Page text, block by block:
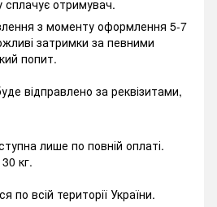
сплачує отримувач.
з моменту оформлення 5-7
затримки за певними
попит.
відправлено за реквізитами,
лише по повній оплаті.
кг.
по всій території України.